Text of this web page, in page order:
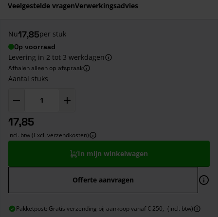
Veelgestelde vragenVerwerkingsadvies
Nu17,85per stuk
Op voorraad
Levering in 2 tot 3 werkdagen
Afhalen alleen op afspraak
Aantal stuks
17,85
incl. btw (Excl. verzendkosten)
In mijn winkelwagen
Offerte aanvragen
Pakketpost: Gratis verzending bij aankoop vanaf € 250,- (incl. btw)